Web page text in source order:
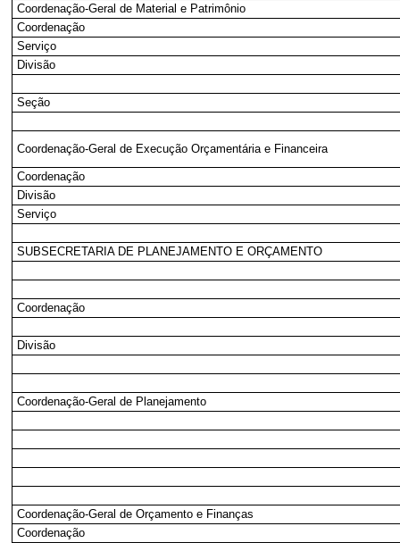
Coordenação-Geral de Material e Patrimônio
Coordenação
Serviço
Divisão
Seção
Coordenação-Geral de Execução Orçamentária e Financeira
Coordenação
Divisão
Serviço
SUBSECRETARIA DE PLANEJAMENTO E ORÇAMENTO
Coordenação
Divisão
Coordenação-Geral de Planejamento
Coordenação-Geral de Orçamento e Finanças
Coordenação